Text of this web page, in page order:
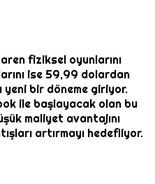
fiziksel oyunlarını
ise 59,99 dolardan
bir döneme giriyor.
ile başlayacak olan bu
maliyet avantajını
artırmayı hedefliyor.